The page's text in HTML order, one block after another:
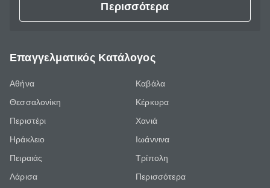
Περισσότερα
Επαγγελματικός Κατάλογος
Αθήνα
Θεσσαλονίκη
Περιστέρι
Ηράκλειο
Πειραιάς
Λάρισα
Καβάλα
Κέρκυρα
Χανιά
Ιωάννινα
Τρίπολη
Περισσότερα